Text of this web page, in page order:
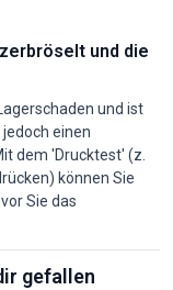
und die
und ist
einen
dem 'Drucktest' (z.
können Sie
Sie das
gefallen